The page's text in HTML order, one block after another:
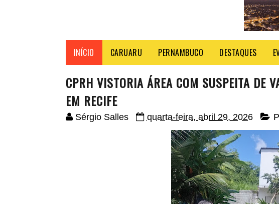
INÍCIO CARUARU PERNAMBUCO DESTAQUES
CPRH VISTORIA ÁREA COM SUSPEITA DE
EM RECIFE
Sérgio Salles quarta-feira, abril 29, 2026